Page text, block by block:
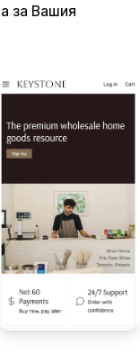
за Вашия